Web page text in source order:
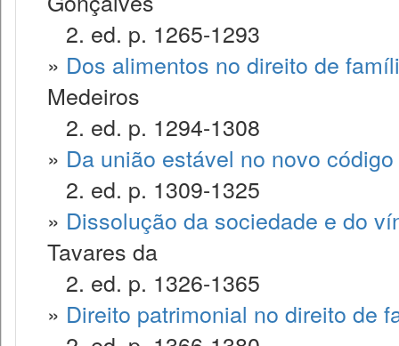
2. ed. p. 1265-1293
» Dos alimentos no direito de
Medeiros
2. ed. p. 1294-1308
» Da união estável no novo
2. ed. p. 1309-1325
» Dissolução da sociedade e do
Tavares da
2. ed. p. 1326-1365
» Direito patrimonial no direito de